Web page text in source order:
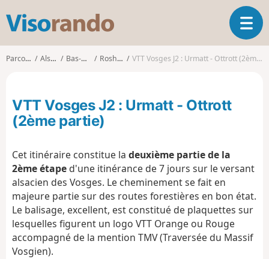
s
o
d
O
u
v
i
a
i
n
Parcours Alsace Bas-Rhin Rosheim VTT Vosges J2 : Urmatt - Ottrott (2ème partie)
VTT Vosges J2 : Urmatt - Ottrott
(2ème partie)
Cet itinéraire constitue la deuxième partie de la
2ème étaped'une itinérance de 7 jours sur le versant
alsacien des Vosges. Le cheminement se fait en
majeure partie sur des routes forestières en bon état.
Le balisage, excellent, est constitué de plaquettes sur
lesquelles figurent un logo VTT Orange ou Rouge
accompagné de la mention TMV (Traversée du Massif
Vosgien).